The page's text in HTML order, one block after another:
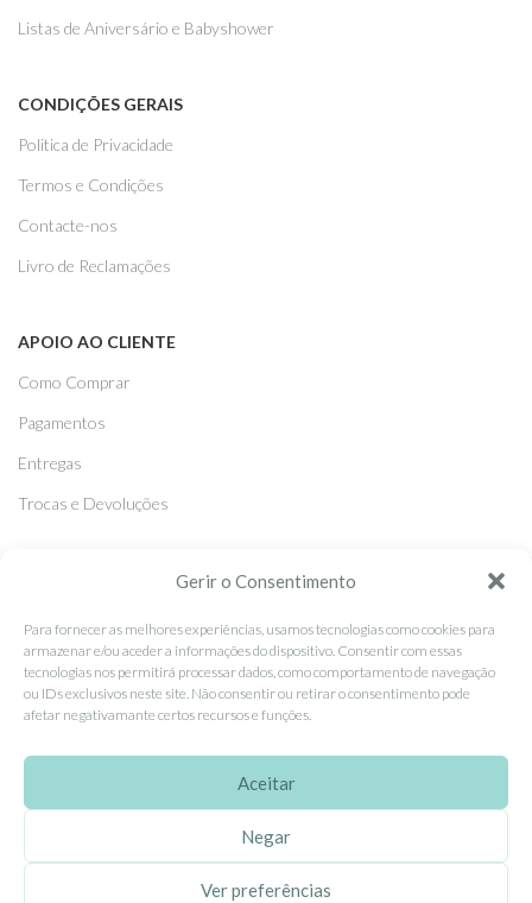
Gerir o Consentimento
Para fornecer as melhores experiências, usamos tecnologias como cookies para
armazenar e/ou aceder a informações do dispositivo. Consentir com essas
tecnologias nos permitirá processar dados, como comportamento de navegação
ou IDs exclusivos neste site. Não consentir ou retirar o consentimento pode
afetar negativamante certos recursos e funções.
Aceitar
Negar
Ver preferências
Listas de Aniversário e Babyshower
CONDIÇÕES GERAIS
Politica de Privacidade
Termos e Condições
Contacte-nos
Livro de Reclamações
APOIO AO CLIENTE
Como Comprar
Pagamentos
Entregas
Trocas e Devoluções
Facebook
Instagram
Pinterest
EhGoom2026 Criado porDumbanengue, Lda.